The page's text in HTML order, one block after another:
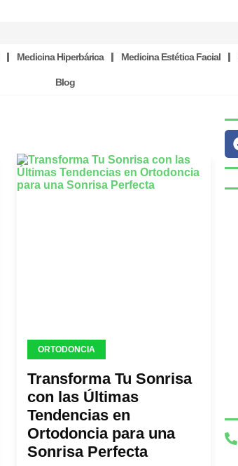
Medicina Hiperbárica Medicina Estética Facial
Blog
ORTODONCIA
Transforma Tu Sonrisa
con las Últimas
Tendencias en
Ortodoncia para una
Sonrisa Perfecta